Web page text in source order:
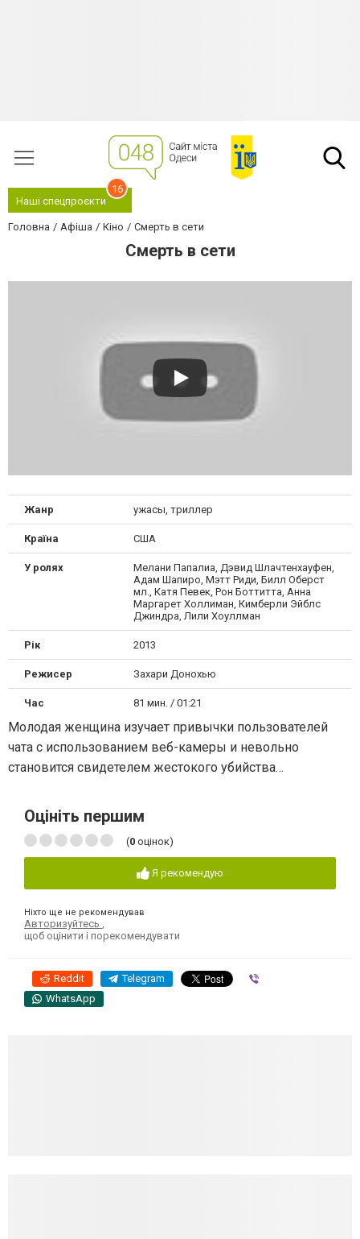
Наші спецпроєкти
16
Головна Афіша Кіно Смерть в сети
Смерть в сети
Жанр ужасы, триллер
Країна США
У ролях
Мелани Папалиа, Дэвид Шлачтенхауфен,
Адам Шапиро, Мэтт Риди, Билл Оберст
мл., Катя Певек, Рон Боттитта, Анна
Маргарет Холлиман, Кимберли Эйблс
Джиндра, Лили Хоуллман
Рік 2013
Режисер Захари Донохью
Час 81 мин. / 01:21
Молодая женщина изучает привычки пользователей
чата с использованием веб-камеры и невольно
становится свидетелем жестокого убийства…
Оцініть першим
(0 оцінок)
Я рекомендую
Ніхто ще не рекомендував
Авторизуйтесь ,
щоб оцінити і порекомендувати
Reddit Telegram
WhatsApp